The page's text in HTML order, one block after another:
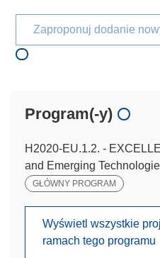
Zaproponuj dodanie
Program(-y)
H2020-EU.1.2. -
and Emerging
GŁÓWNY PROGRAM
Wyświetl wszystkie
ramach tego programu